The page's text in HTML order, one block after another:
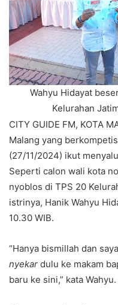
Wahyu Hidayat
Kelurahan
CITY GUIDE FM, KOTA
Malang yang
(27/11/2024) ikut
Seperti calon wali kota
nyoblos di TPS 20
istrinya, Hanik Wahyu
10.30 WIB.
“Hanya bismillah dan
nyekar dulu ke makam
baru ke sini,” kata Wahyu.